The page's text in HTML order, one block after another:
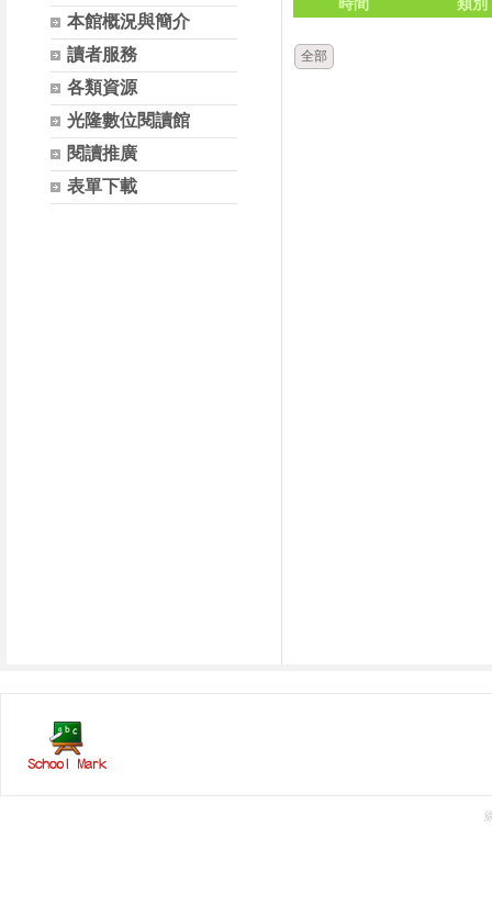
本館概況與簡介
讀者服務
各類資源
光隆數位閱讀館
閱讀推廣
表單下載
全部